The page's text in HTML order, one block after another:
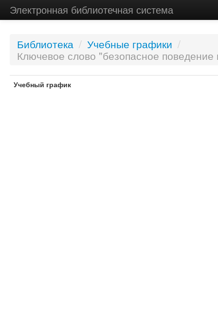
Электронная библиотечная система
Библиотека / Учебные графики /
Ключевое слово "безопасное
Учебный график